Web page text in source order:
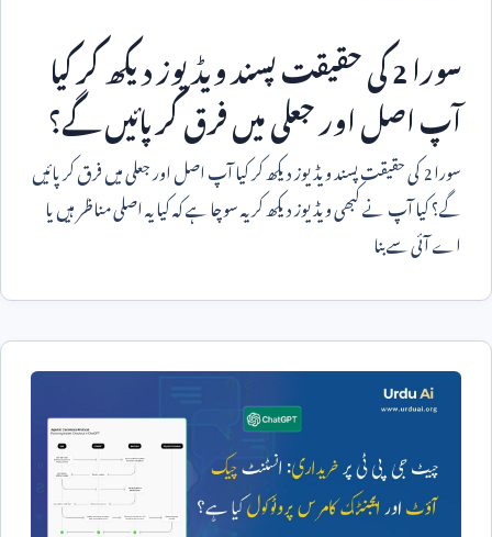
سورا2کی حقیقت پسند ویڈیوز دیکھ کر کیا
آپ اصل اور جعلی میں فرق کر پائیں گے؟
سورا2کی حقیقت پسند ویڈیوز دیکھ کر کیا آپ اصل اور جعلی میں فرق کر پائیں
گے؟ کیا آپ نے کبھی ویڈیوز دیکھ کر یہ سوچا ہے کہ کیا یہ اصلی مناظر ہیں یا
اے آئی سے بنا